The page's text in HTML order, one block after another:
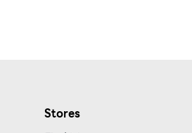
Stores